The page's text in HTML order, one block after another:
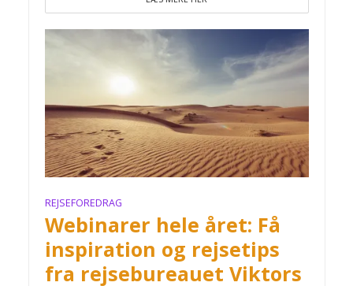
REJSEFOREDRAG
Webinarer hele året: Få
inspiration og rejsetips
fra rejsebureauet Viktors